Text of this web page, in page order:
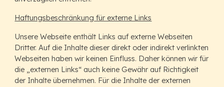
Haftungsbeschränkung für externe Links
Unsere Webseite enthält Links auf externe Webseiten
Dritter. Auf die Inhalte dieser direkt oder indirekt verlinkten
Webseiten haben wir keinen Einfluss. Daher können wir für
die „externen Links“ auch keine Gewähr auf Richtigkeit
der Inhalte übernehmen. Für die Inhalte der externen